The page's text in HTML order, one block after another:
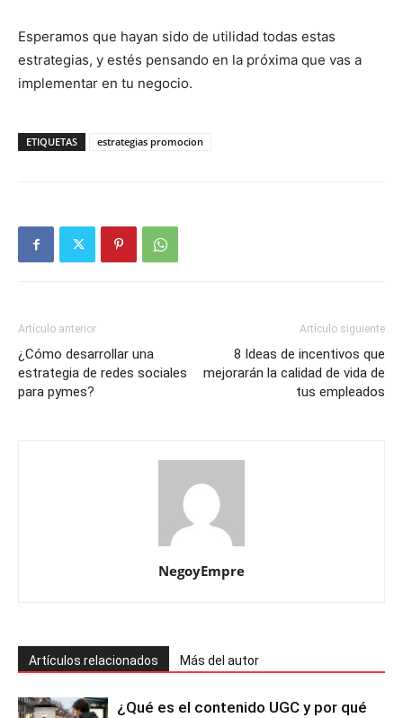
Esperamos que hayan sido de utilidad todas estas
estrategias, y estés pensando en la próxima que vas a
implementar en tu negocio.
ETIQUETAS estrategias promocion
Artículo anterior
¿Cómo desarrollar una
estrategia de redes sociales
para pymes?
Artículo siguiente
8 Ideas de incentivos que
mejorarán la calidad de vida de
tus empleados
NegoyEmpre
Artículos relacionados Más del autor
¿Qué es el contenido UGC y por qué